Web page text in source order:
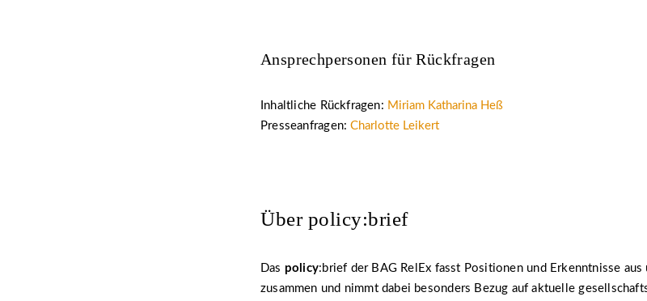
Ansprechpersonen für Rückfragen
Inhaltliche Rückfragen: Miriam Katharina Heß
Presseanfragen:Charlotte Leikert
Über policy:brief
Das policy:brief der BAG RelEx fasst Positionen und Erkenntnisse aus
zusammen und nimmt dabei besonders Bezug auf aktuelle